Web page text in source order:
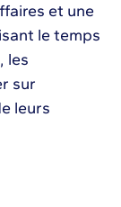
et une
le temps
les
sur
leurs